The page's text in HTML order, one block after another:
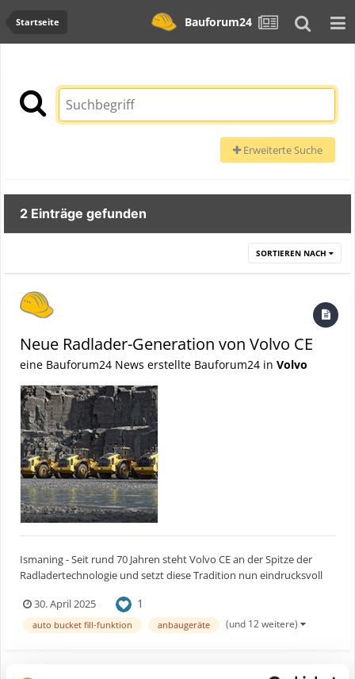
Startseite Bauforum24
Erweiterte Suche
2 Einträge gefunden
SORTIEREN NACH
Neue Radlader-Generation von Volvo CE
eine Bauforum24 News erstellte Bauforum24 in Volvo
Ismaning - Seit rund 70 Jahren steht Volvo CE an der Spitze der
Radladertechnologie und setzt diese Tradition nun eindrucksvoll
Größen vom L150 bis zum L260 umfasst, führt das Unternehmen
eine neue Radlader-Generation ein. Im Fokus der...
30. April 2025 1
auto bucket fill-funktion anbaugeräte (und 12 weitere)